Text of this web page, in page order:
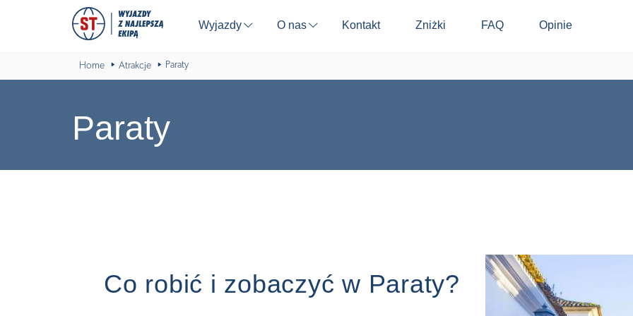
Wyjazdy ⬇ O nas ⬇ Kontakt Zniżki FAQ Opinie
Home Atrakcje Paraty
Paraty
Co robić i zobaczyć w Paraty?